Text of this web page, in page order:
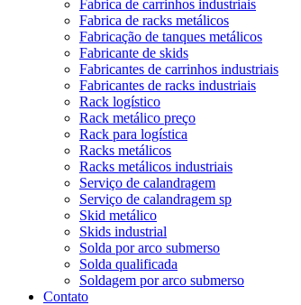
Fabrica de carrinhos industriais
Fabrica de racks metálicos
Fabricação de tanques metálicos
Fabricante de skids
Fabricantes de carrinhos industriais
Fabricantes de racks industriais
Rack logístico
Rack metálico preço
Rack para logística
Racks metálicos
Racks metálicos industriais
Serviço de calandragem
Serviço de calandragem sp
Skid metálico
Skids industrial
Solda por arco submerso
Solda qualificada
Soldagem por arco submerso
Contato